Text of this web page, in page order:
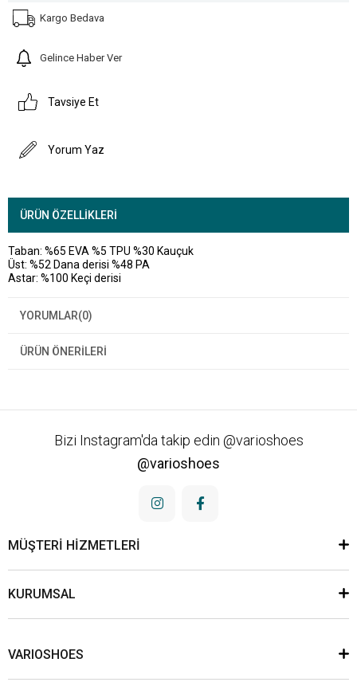
Kargo Bedava
Gelince Haber Ver
Tavsiye Et
Yorum Yaz
ÜRÜN ÖZELLIKLERI
Taban: %65 EVA %5 TPU %30 Kauçuk
Üst: %52 Dana derisi %48 PA
Astar: %100 Keçi derisi
YORUMLAR(0)
ÜRÜN ÖNERILERI
Bizi Instagram'da takip edin @varioshoes
@varioshoes
MÜŞTERİ HİZMETLERİ
KURUMSAL
VARIOSHOES